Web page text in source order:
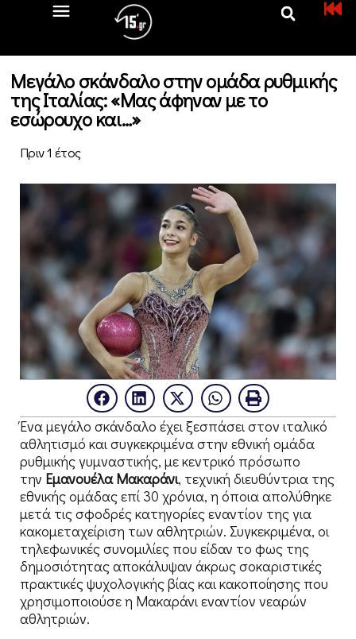
Μεγάλο σκάνδαλο στην ομάδα ρυθμικής
της Ιταλίας: «Μας άφηναν με το
εσώρουχο και…»
Πριν 1 έτος
Ένα μεγάλο σκάνδαλο έχει ξεσπάσει στον ιταλικό
αθλητισμό και συγκεκριμένα στην εθνική ομάδα
ρυθμικής γυμναστικής, με κεντρικό πρόσωπο
την Εμανουέλα Μακαράνι, τεχνική διευθύντρια της
εθνικής ομάδας επί 30 χρόνια, η όποια απολύθηκε
μετά τις σφοδρές κατηγορίες εναντίον της για
κακομεταχείριση των αθλητριών. Συγκεκριμένα, οι
τηλεφωνικές συνομιλίες που είδαν το φως της
δημοσιότητας αποκάλυψαν άκρως σοκαριστικές
πρακτικές ψυχολογικής βίας και κακοποίησης που
χρησιμοποιούσε η Μακαράνι εναντίον νεαρών
αθλητριών.